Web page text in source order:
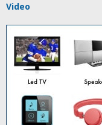
Video